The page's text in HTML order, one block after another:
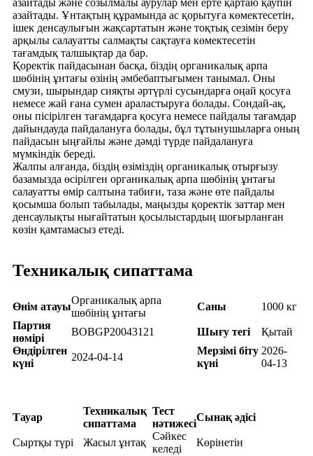
азайтады және созылмалы аурулар мен ерте қартаю қаупін
азайтады. Ұнтақтың құрамында ас қорытуға көмектесетін,
ішек денсаулығын жақсартатын және тоқтық сезімін беру
арқылы салауатты салмақты сақтауға көмектесетін
тағамдық талшықтар да бар.
Қоректік пайдасынан басқа, біздің органикалық арпа
шөбінің ұнтағы өзінің әмбебаптығымен танымал. Оны
смузи, шырындар сияқты әртүрлі сусындарға оңай қосуға
немесе жай ғана сумен араластыруға болады. Сондай-ақ,
оны пісірілген тағамдарға қосуға немесе пайдалы тағамдар
дайындауда пайдалануға болады, бұл тұтынушыларға оның
пайдасын ыңғайлы және дәмді түрде пайдалануға
мүмкіндік береді.
Жалпы алғанда, біздің өзіміздің органикалық отырғызу
базамызда өсірілген органикалық арпа шөбінің ұнтағы
салауатты өмір салтына табиғи, таза және өте пайдалы
қосымша болып табылады, маңызды қоректік заттар мен
денсаулықты нығайтатын қосылыстардың шоғырланған
көзін қамтамасыз етеді.
Техникалық сипаттама
Өнім атауы
Органикалық арпа
шөбінің ұнтағы
Саны
1000 кг
Партия
нөмірі
BOBGP20043121 Шығу тегі
Қытай
Өндірілген
күні
2024-04-14
Мерзімі біту
күні
2026-
04-13
Тауар
Техникалық
сипаттама
Тест
нәтижесі
Сынақ әдісі
Сыртқы түрі Жасыл ұнтақ
Сәйкес
келеді
Көрінетін